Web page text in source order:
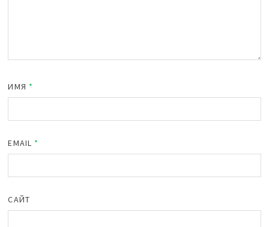
ИМЯ *
EMAIL *
САЙТ